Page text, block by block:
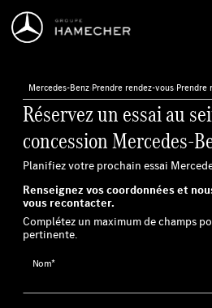
Mercedes-Benz›Prendre rendez-vous›Prendre
Réservez un essai au
concession Mercedes-
Planifiez votre prochain essai
Renseignez vos coordonnées et
vous recontacter.
Complétez un maximum de champs
pertinente.
Nom*